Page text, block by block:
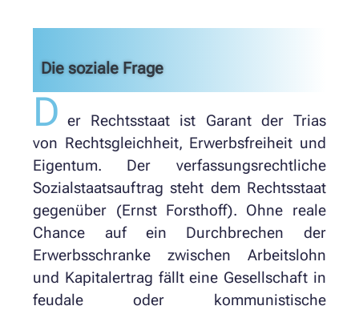
Die soziale Frage
D er Rechtsstaat ist Garant der Trias
von Rechtsgleichheit, Erwerbsfreiheit und
Eigentum. Der verfassungsrechtliche
Sozialstaatsauftrag steht dem Rechtsstaat
gegenüber (Ernst Forsthoff). Ohne reale
Chance auf ein Durchbrechen der
Erwerbsschranke zwischen Arbeitslohn
und Kapitalertrag fällt eine Gesellschaft in
feudale oder kommunistische